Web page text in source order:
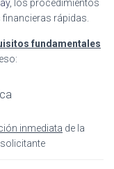
, los procedimientos
rápidas.
fundamentales
inmediata de la